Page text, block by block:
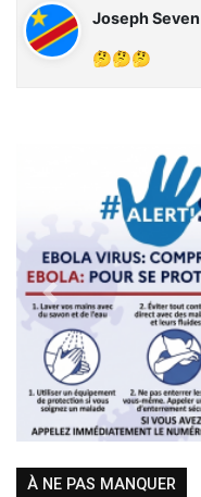
Joseph Seven
🤔🤔🤔
Previous
À NE PAS MANQUER